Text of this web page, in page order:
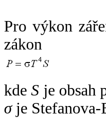
Pro výkon
zákon
kdeS je obsah
σje Stefanova-